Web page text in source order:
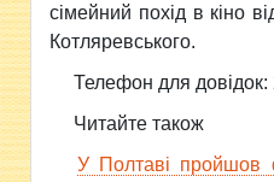
сімейний похід в кіно
Котляревського.
Телефон для довідок:
Читайте також
У Полтаві пройшов